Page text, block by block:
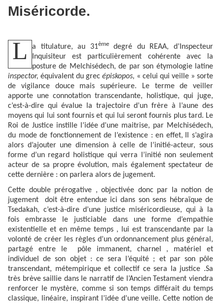
Miséricorde.
L a titulature, au 31èmedegré du REAA, d’Inspecteur
Inquisiteur est particulièrement cohérente avec la
posture de Melchisédech, de par son étymologie latine
inspector, équivalent du grec épiskopos, « celui qui veille » sorte
de vigilance douce mais supérieure. Le terme de veiller
apporte une connotation transcendante, holistique, qui juge,
c’est-à-dire qui évalue la trajectoire d’un frère à l’aune des
moyens qui lui sont fournis et qui lui seront fournis plus tard. Le
Roi de Justice instille l’idée d’une maitrise, par Melchisédech,
du mode de fonctionnement de l’existence : en effet,
Il s’agira
alors d’ajouter une dimension à celle de l’initié-acteur, sous
forme d’un regard holistique qui verra l’initié non seulement
acteur de sa propre évolution, mais également spectateur de
cette dernière : on parlera alors de jugement.
Cette double prérogative , objectivée donc par la notion de
jugement doit être entendue ici dans son sens hébraïque de
Tsedakah, c’est-à-dire d’une justice miséricordieuse, qui à la
fois embrasse le justiciable dans une forme d’empathie
existentielle et en même temps , lui est transcendante par la
volonté de créer les règles d’un ordonnancement plus général,
partagé entre le pôle immanent, charnel , matériel et
individuel de son objet : ce sera l’équité ; et par son pôle
transcendant, métempirique et collectif ce sera la justice .Sa
très brève saillie dans le narratif de l’Ancien Testament viendra
renforcer le mystère, comme si son temps différait du temps
classique, linéaire, inspirant l’idée d’une veille. Cette notion de